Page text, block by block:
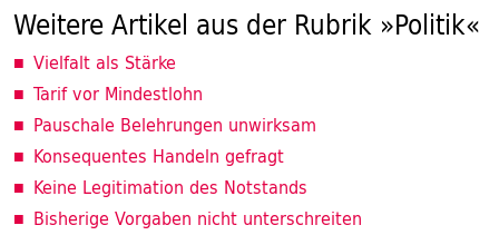
Weitere Artikel aus der Rubrik »Politik«
Vielfalt als Stärke
Tarif vor Mindestlohn
Pauschale Belehrungen unwirksam
Konsequentes Handeln gefragt
Keine Legitimation des Notstands
Bisherige Vorgaben nicht unterschreiten